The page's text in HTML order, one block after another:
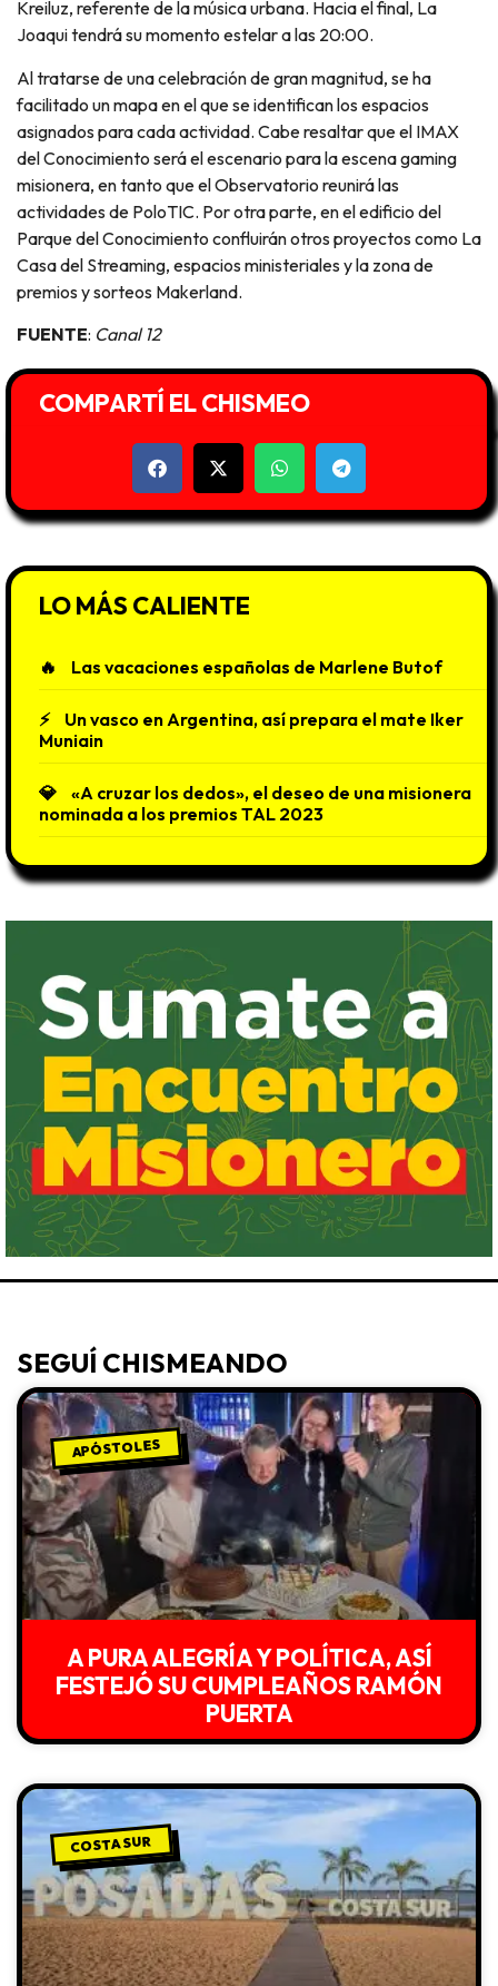
Kreiluz, referente de la música urbana. Hacia el final, La
Joaqui tendrá su momento estelar a las 20:00.
Al tratarse de una celebración de gran magnitud, se ha
facilitado un mapa en el que se identifican los espacios
asignados para cada actividad. Cabe resaltar que el IMAX
del Conocimiento será el escenario para la escena gaming
misionera, en tanto que el Observatorio reunirá las
actividades de PoloTIC. Por otra parte, en el edificio del
Parque del Conocimiento confluirán otros proyectos como La
Casa del Streaming, espacios ministeriales y la zona de
premios y sorteos Makerland.
FUENTE: Canal 12
COMPARTÍ EL CHISMEO
LO MÁS CALIENTE
Las vacaciones españolas de Marlene Butof
Un vasco en Argentina, así prepara el mate Iker
Muniain
«A cruzar los dedos», el deseo de una misionera
nominada a los premios TAL 2023
SEGUÍ CHISMEANDO
APÓSTOLES
A PURA ALEGRÍA Y POLÍTICA, ASÍ
FESTEJÓ SU CUMPLEAÑOS RAMÓN
PUERTA
COSTA SUR